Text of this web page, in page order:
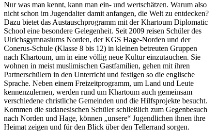
Nur was man kennt, kann man ein- und wertschätzen. Warum also
nicht schon im Jugendalter damit anfangen, die Welt zu entdecken?
Dazu bietet das Austauschprogramm mit der Khartoum Diplomatic
School eine besondere Gelegenheit. Seit 2009 reisen Schüler des
Ulrichsgymnasiums Norden, der KGS Hage-Norden und der
Conerus-Schule (Klasse 8 bis 12) in kleinen betreuten Gruppen
nach Khartoum, um in eine völlig neue Kultur einzutauchen. Sie
wohnen in meist muslimischen Gastfamilien, gehen mit ihren
Partnerschülern in den Unterricht und festigen so die englische
Sprache. Neben einem Freizeitprogramm, um Land und Leute
kennenzulernen, werden rund um Khartoum auch gemeinsam
verschiedene christliche Gemeinden und die Hilfsprojekte besucht.
Kommen die sudanesischen Schüler schließlich zum Gegenbesuch
nach Norden und Hage, können „unsere“ Jugendlichen ihnen ihre
Heimat zeigen und für den Blick über den Tellerrand sorgen.